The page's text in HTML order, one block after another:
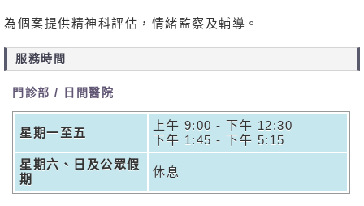
為個案提供精神科評估，情緒監察及輔導。
服務時間
門診部 / 日間醫院
星期一至五
上午 9:00 - 下午 12:30
下午 1:45 - 下午 5:15
星期六、日及公眾假
期
休息